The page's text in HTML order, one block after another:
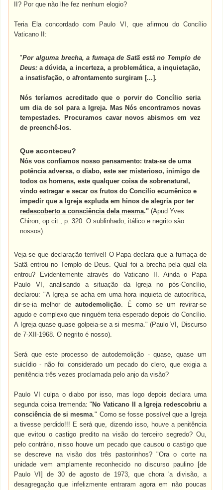
II? Por que não lhe fez nenhum elogio?
Teria Ela concordado com Paulo VI, que afirmou do Concílio
Vaticano II:
"Por alguma brecha, a fumaça de Satã está no Templo de
Deus:a dúvida, a incerteza, a problemática, a inquietação,
a insatisfação, o afrontamento surgiram [...].
Nós teríamos acreditado que o porvir do Concílio seria
um dia de sol para a Igreja. Mas Nós encontramos novas
tempestades. Procuramos cavar novos abismos em vez
de preenchê-los.
Que aconteceu?
Nós vos confiamos nosso pensamento: trata-se de uma
potência adversa, o diabo, este ser misterioso, inimigo de
todos os homens, este qualquer coisa de sobrenatural,
vindo estragar e secar os frutos do Concílio ecumênico e
impedir que a Igreja expluda em hinos de alegria por ter
redescoberto a consciência dela mesma."(Apud Yves
Chiron, op cit., p. 320. O sublinhado, itálico e negrito são
nossos).
Veja-se que declaração terrível! O Papa declara que a fumaça de
Satã entrou no Templo de Deus. Qual foi a brecha pela qual ela
entrou? Evidentemente através do Vaticano II. Ainda o Papa
Paulo VI, analisando a situação da Igreja no pós-Concílio,
declarou: "A Igreja se acha em uma hora inquieta de autocrítica,
dir-se-ia melhor deautodemolição. É como se um revirar-se
agudo e complexo que ninguém teria esperado depois do Concílio.
A Igreja quase quase golpeia-se a si mesma." (Paulo VI, Discurso
de 7-XII-1968. O negrito é nosso).
Será que este processo de autodemolição - quase, quase um
suicídio - não foi considerado um pecado do clero, que exigia a
penitência três vezes proclamada pelo anjo da visão?
Paulo VI culpa o diabo por isso, mas logo depois declara uma
segunda coisa tremenda: " No Vaticano II a Igreja redescobriu a
consciência de si mesma." Como se fosse possível que a Igreja
a tivesse perdido!!! E será que, dizendo isso, houve a penitência
que evitou o castigo predito na visão do terceiro segredo? Ou,
pelo contrário, nisso houve um pecado que causou o castigo que
se descreve na visão dos três pastorinhos? "Ora o corte na
unidade vem amplamente reconhecido no discurso paulino [de
Paulo VI] de 30 de agosto de 1973, que chora 'a divisão, a
desagregação que infelizmente entraram agora em não poucas